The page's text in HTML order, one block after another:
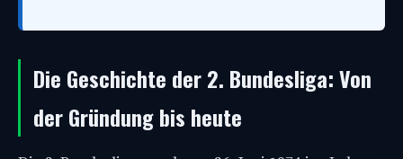
Die Geschichte der 2. Bundesliga: Von
der Gründung bis heute